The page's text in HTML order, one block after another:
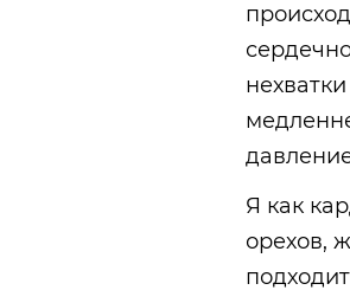
Я как
орехов,